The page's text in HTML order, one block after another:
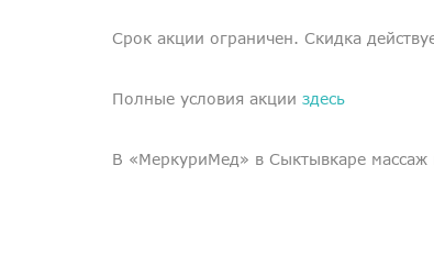
Срок акции ограничен. Скидка
Полные условия акции здесь
В «МеркуриМед» в Сыктывкаре массаж